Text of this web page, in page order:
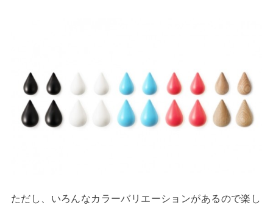
ただし、いろんなカラーバリエーションがあるので楽し